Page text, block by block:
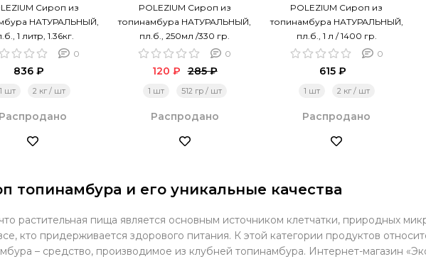
Сироп из
НАТУРАЛЬНЫЙ,
1 литр, 1.36кг.
0
836 ₽
1 шт 2 кг / шт
Распродано
POLEZIUM Сироп из
топинамбура НАТУРАЛЬНЫЙ,
пл.б., 250мл /330 гр.
0
120 ₽ 285 ₽
1 шт 512 гр / шт
Распродано
POLEZIUM Сироп из
топинамбура НАТУРАЛЬНЫЙ,
пл.б., 1 л / 1400 гр.
0
615 ₽
1 шт 2 кг / шт
Распродано
топинамбура и его уникальные качества
растительная пища является основным источником клетчатки, природных
кто придерживается здорового питания. К этой категории продуктов
– средство, производимое из клубней топинамбура. Интернет-магазин